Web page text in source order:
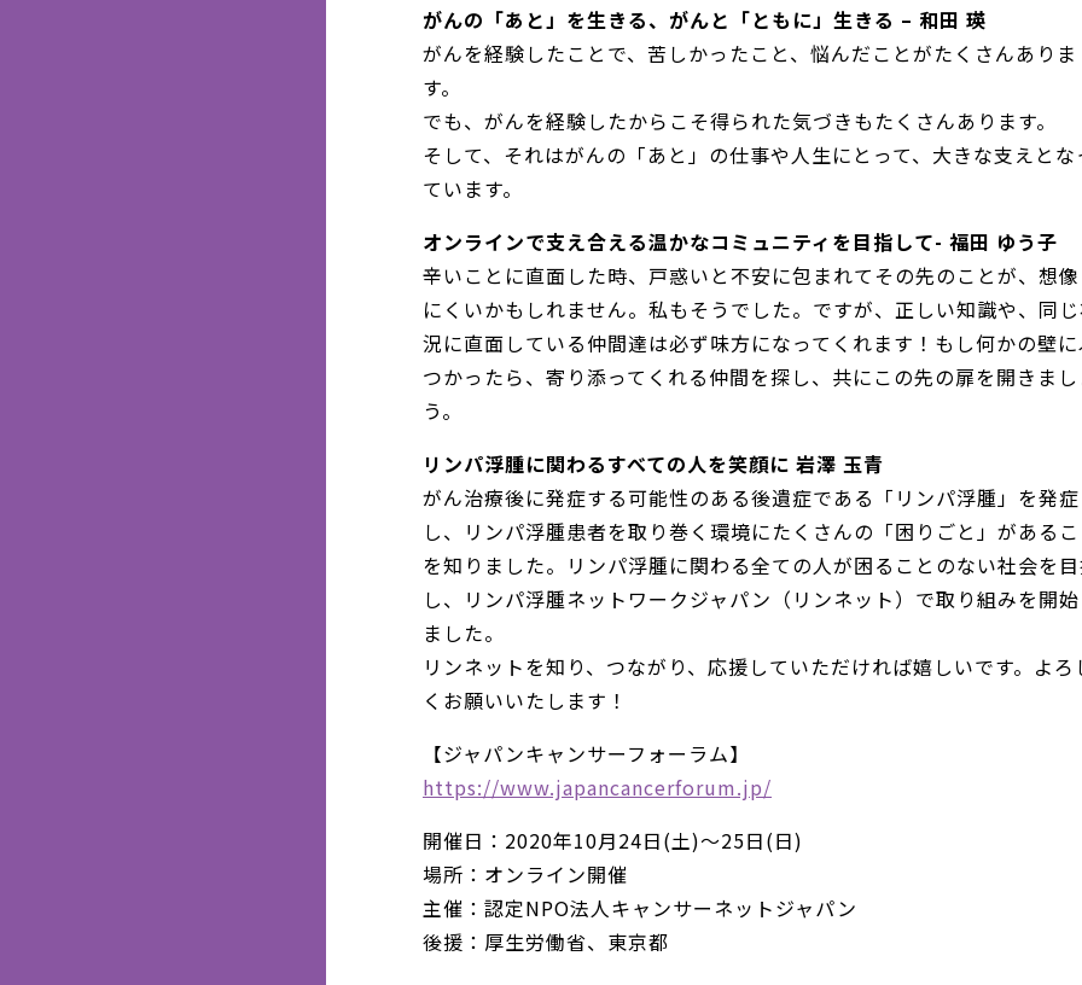
がんの「あと」を生きる、がんと「ともに」生きる – 和田 瑛
がんを経験したことで、苦しかったこと、悩んだことがたくさんありま
す。
でも、がんを経験したからこそ得られた気づきもたくさんあります。
そして、それはがんの「あと」の仕事や人生にとって、大きな支えとな
ています。
オンラインで支え合える温かなコミュニティを目指して- 福田 ゆう子
辛いことに直面した時、戸惑いと不安に包まれてその先のことが、想像
にくいかもしれません。私もそうでした。ですが、正しい知識や、同
況に直面している仲間達は必ず味方になってくれます！もし何かの壁
つかったら、寄り添ってくれる仲間を探し、共にこの先の扉を開きまし
う。
リンパ浮腫に関わるすべての人を笑顔に 岩澤 玉青
がん治療後に発症する可能性のある後遺症である「リンパ浮腫」を発症
し、リンパ浮腫患者を取り巻く環境にたくさんの「困りごと」があるこ
を知りました。リンパ浮腫に関わる全ての人が困ることのない社会を
し、リンパ浮腫ネットワークジャパン（リンネット）で取り組みを開始
ました。
リンネットを知り、つながり、応援していただければ嬉しいです。よろ
くお願いいたします！
【ジャパンキャンサーフォーラム】
https://www.japancancerforum.jp/
開催日：2020年10月24日(土)～25日(日)
場所：オンライン開催
主催：認定NPO法人キャンサーネットジャパン
後援：厚生労働省、東京都